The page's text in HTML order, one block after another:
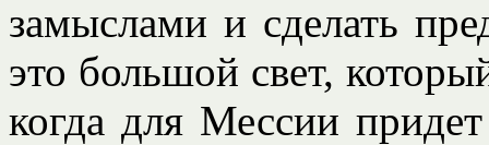
замыслами и сделать
это большой свет,
когда для Мессии